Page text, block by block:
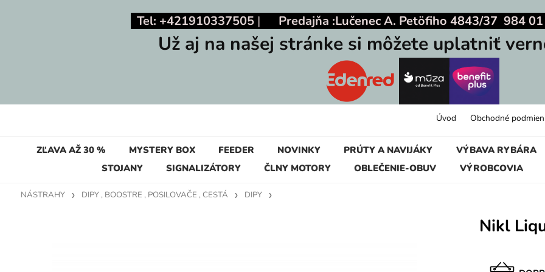
Tel: +421910337505 | Predajňa :Lučenec A. Petöfiho 4843/37 984 01
Už aj na našej stránke si môžete uplatniť
ZĽAVA AŽ 30 % MYSTERY BOX FEEDER NOVINKY PRÚTY A NAVIJÁKY
VÝBAVA RYBÁRA
STOJANY
SIGNALIZÁTORY ČLNY MOTORY OBLEČENIE-OBUV VÝROBCOVIA
Úvod Obchodné
NÁSTRAHY DIPY , BOOSTRE , POSILOVAČE , CESTÁ DIPY
Nikl